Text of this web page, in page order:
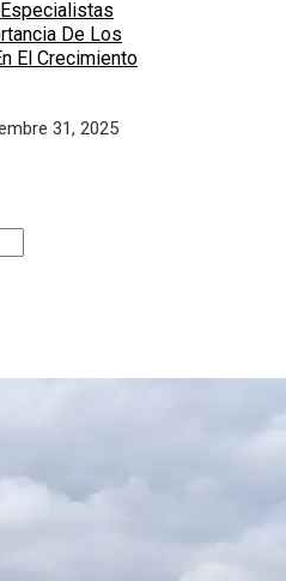
De Los
El Crecimiento
31, 2025